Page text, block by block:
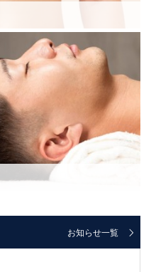
お知らせ一覧